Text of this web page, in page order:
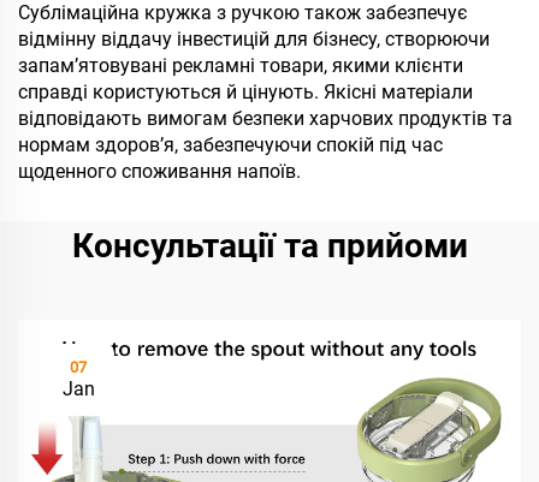
Сублімаційна кружка з ручкою також забезпечує
відмінну віддачу інвестицій для бізнесу, створюючи
запам’ятовувані рекламні товари, якими клієнти
справді користуються й цінують. Якісні матеріали
відповідають вимогам безпеки харчових продуктів та
нормам здоров’я, забезпечуючи спокій під час
щоденного споживання напоїв.
Консультації та прийоми
07
Jan